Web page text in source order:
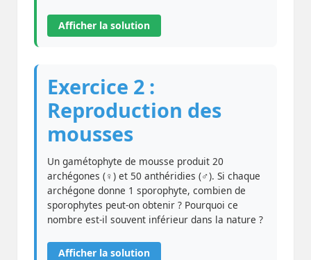
Afficher la solution
Exercice 2 :
Reproduction des
mousses
Un gamétophyte de mousse produit 20
archégones (♀) et 50 anthéridies (♂). Si chaque
archégone donne 1 sporophyte, combien de
sporophytes peut-on obtenir ? Pourquoi ce
nombre est-il souvent inférieur dans la nature ?
Afficher la solution